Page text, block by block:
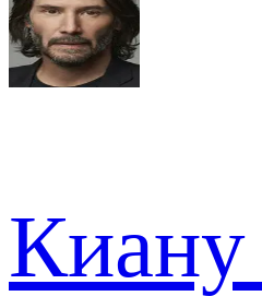
Киану